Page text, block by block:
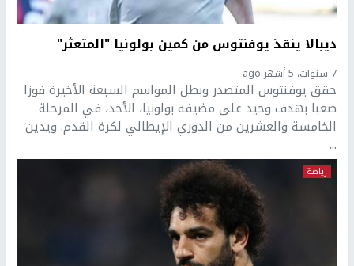
ديبالا ينقذ يوفنتوس من كمين بولونيا "المتعثر"
7 سنوات، 5 أشهر ago
حقق يوفنتوس المتصدر وبطل المواسم السبعة الأخيرة فوزا
صعبا بهدف وحيد على مضيفه بولونيا، الأحد، في المرحلة
الخامسة والعشرين من الدوري الإيطالي لكرة القدم. ويدين
...
رياضة